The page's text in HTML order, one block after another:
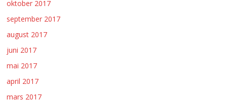
oktober 2017
september 2017
august 2017
juni 2017
mai 2017
april 2017
mars 2017